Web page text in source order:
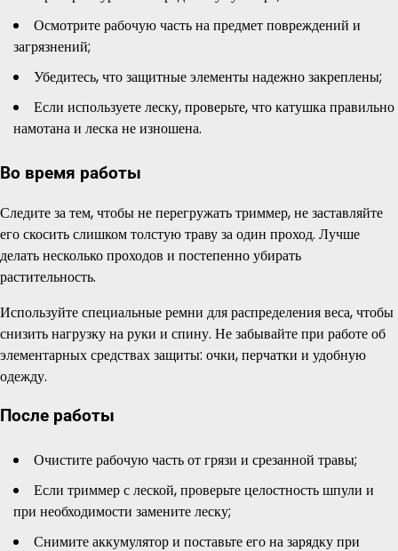
Осмотрите рабочую часть на предмет повреждений и
загрязнений;
Убедитесь, что защитные элементы надежно закреплены;
Если используете леску, проверьте, что катушка правильно
намотана и леска не изношена.
Во время работы
Следите за тем, чтобы не перегружать триммер, не заставляйте
его скосить слишком толстую траву за один проход. Лучше
делать несколько проходов и постепенно убирать
растительность.
Используйте специальные ремни для распределения веса, чтобы
снизить нагрузку на руки и спину. Не забывайте при работе об
элементарных средствах защиты: очки, перчатки и удобную
одежду.
После работы
Очистите рабочую часть от грязи и срезанной травы;
Если триммер с леской, проверьте целостность шпули и
при необходимости замените леску;
Снимите аккумулятор и поставьте его на зарядку при